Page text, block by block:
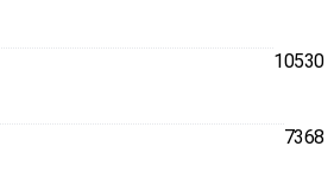
10530
7368